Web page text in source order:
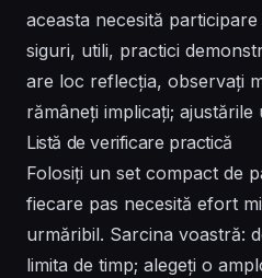
aceasta necesită
siguri, utili, practici
are loc reflecția, observați
rămâneți implicați; ajustările
Listă de verificare practică
Folosiți un set compact de
fiecare pas necesită efort
urmăribil. Sarcina voastră:
limita de timp; alegeți o